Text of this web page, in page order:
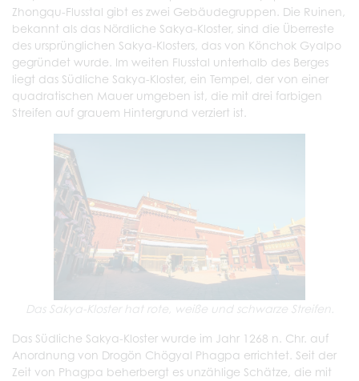
Zhongqu-Flusstal gibt es zwei Gebäudegruppen. Die Ruinen,
bekannt als das Nördliche Sakya-Kloster, sind die Überreste
des ursprünglichen Sakya-Klosters, das von Könchok Gyalpo
gegründet wurde. Im weiten Flusstal unterhalb des Berges
liegt das Südliche Sakya-Kloster, ein Tempel, der von einer
quadratischen Mauer umgeben ist, die mit drei farbigen
Streifen auf grauem Hintergrund verziert ist.
Das Sakya-Kloster hat rote, weiße und schwarze Streifen.
Das Südliche Sakya-Kloster wurde im Jahr 1268 n. Chr. auf
Anordnung von Drogön Chögyal Phagpa errichtet. Seit der
Zeit von Phagpa beherbergt es unzählige Schätze, die mit